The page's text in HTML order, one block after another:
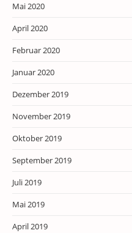
Mai 2020
April 2020
Februar 2020
Januar 2020
Dezember 2019
November 2019
Oktober 2019
September 2019
Juli 2019
Mai 2019
April 2019